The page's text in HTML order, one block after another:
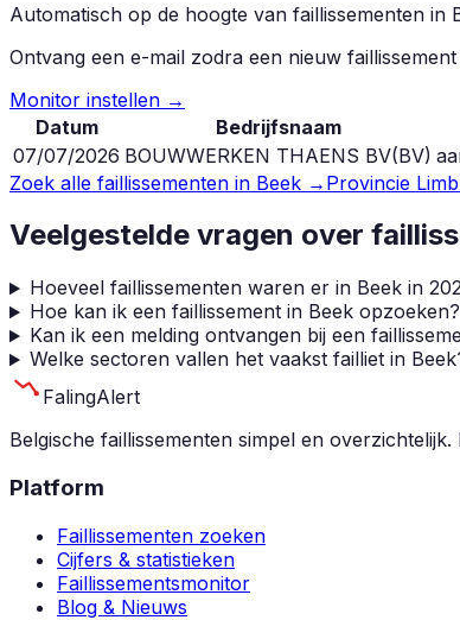
Automatisch op de hoogte van faillissementen in
Ontvang een e-mail zodra een nieuw
Monitor instellen →
Datum
Bedrijfsnaam
07/07/2026 BOUWWERKEN THAENS BV(BV)
Zoek alle faillissementen in Beek → Provincie
Veelgestelde vragen over
Hoeveel faillissementen waren er in Beek in
Hoe kan ik een faillissement in Beek opzoeken?
Kan ik een melding ontvangen bij een
Welke sectoren vallen het vaakst failliet in
FalingAlert
Belgische faillissementen simpel en
Platform
Faillissementen zoeken
Cijfers & statistieken
Faillissementsmonitor
Blog & Nieuws